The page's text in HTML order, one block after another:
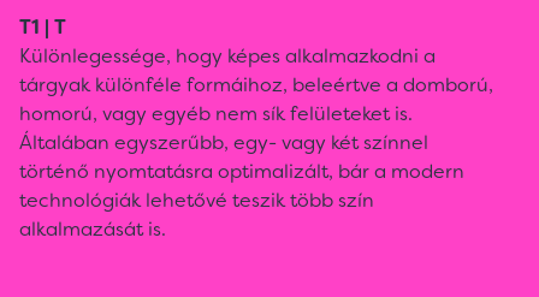
T1 | T
Különlegessége, hogy képes alkalmazkodni a
tárgyak különféle formáihoz, beleértve a domború,
homorú, vagy egyéb nem sík felületeket is.
Általában egyszerűbb, egy- vagy két színnel
történő nyomtatásra optimalizált, bár a modern
technológiák lehetővé teszik több szín
alkalmazását is.